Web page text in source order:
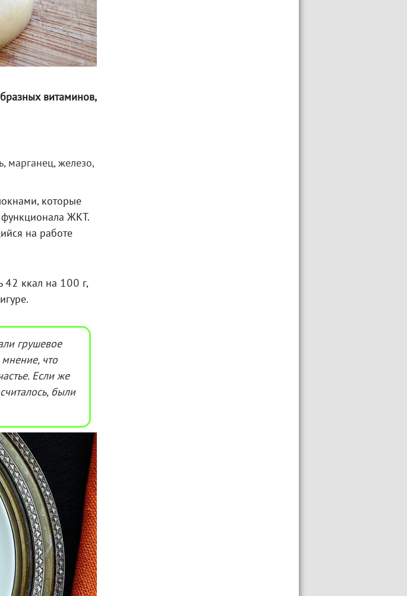
витаминов,
марганец, железо,
которые
функционала ЖКТ.
на работе
42 ккал на 100 г,
грушевое
что
Если же
были